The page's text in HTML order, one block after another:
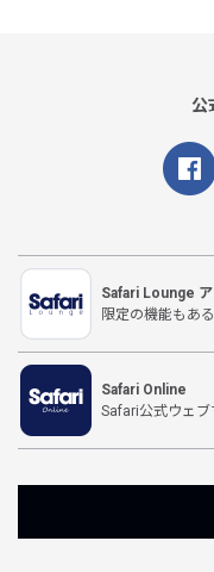
公
Safari Lounge ア
限定の機能もあ
Safari Online
Safari公式ウェブ